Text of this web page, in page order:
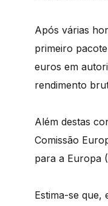
Após várias
primeiro
euros em
rendimento
Além destas
Comissão
para a Europa
Estima-se